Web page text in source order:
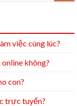
việc cùng lúc?
không?
con?
trực tuyến?